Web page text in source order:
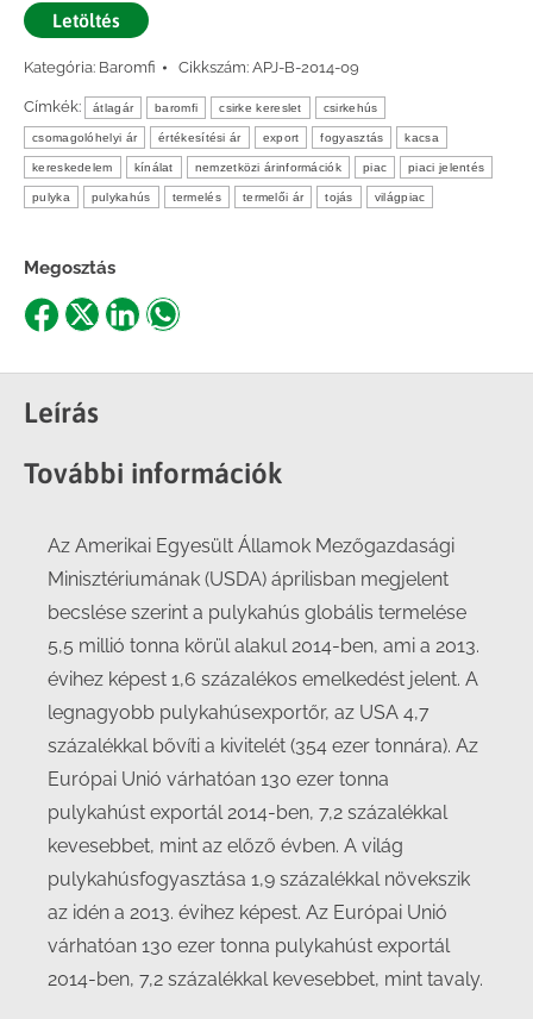
Letöltés
Kategória: Baromfi Cikkszám: APJ-B-2014-09
Címkék: átlagár baromfi csirke kereslet csirkehús
csomagolóhelyi ár értékesítési ár export fogyasztás kacsa
kereskedelem kínálat nemzetközi árinformációk piac piaci jelentés
pulyka pulykahús termelés termelői ár tojás világpiac
Megosztás
Share
Facebook
Share
X
ShareShare
Leírás
További információk
Az Amerikai Egyesült Államok Mezőgazdasági
Minisztériumának (USDA) áprilisban megjelent
becslése szerint a pulykahús globális termelése
5,5 millió tonna körül alakul 2014-ben, ami a 2013.
évihez képest 1,6 százalékos emelkedést jelent. A
legnagyobb pulykahúsexportőr, az USA 4,7
százalékkal bővíti a kivitelét (354 ezer tonnára). Az
Európai Unió várhatóan 130 ezer tonna
pulykahúst exportál 2014-ben, 7,2 százalékkal
kevesebbet, mint az előző évben. A világ
pulykahúsfogyasztása 1,9 százalékkal növekszik
az idén a 2013. évihez képest. Az Európai Unió
várhatóan 130 ezer tonna pulykahúst exportál
2014-ben, 7,2 százalékkal kevesebbet, mint tavaly.